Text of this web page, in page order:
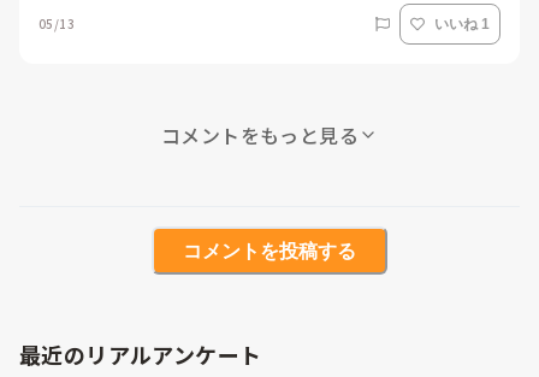
05/13 いいね 1
コメントをもっと見る
コメントを投稿する
最近のリアルアンケート